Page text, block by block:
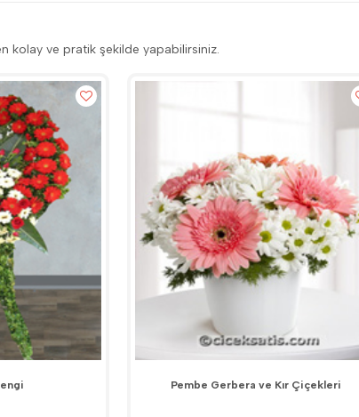
kolay ve pratik şekilde yapabilirsiniz.
Pembe Gerbera ve Kır Çiçekleri